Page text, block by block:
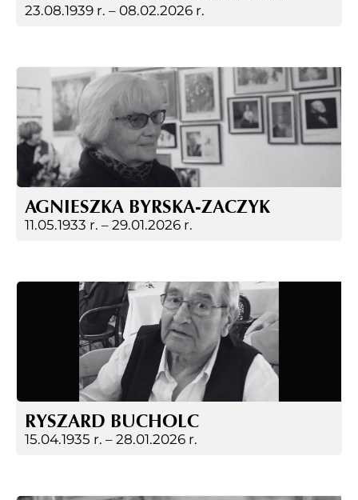
23.08.1939 r. – 08.02.2026 r.
AGNIESZKA BYRSKA-ZACZYK
11.05.1933 r. – 29.01.2026 r.
RYSZARD BUCHOLC
15.04.1935 r. – 28.01.2026 r.